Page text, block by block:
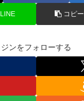
LINE コピー
ジンをフォローする